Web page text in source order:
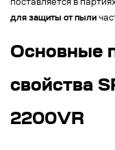
поставляется в
для защиты от пыли
Основные
свойства
2200VR